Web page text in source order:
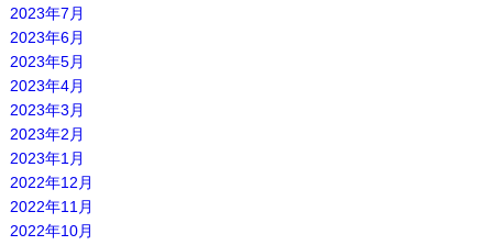
2023年7月
2023年6月
2023年5月
2023年4月
2023年3月
2023年2月
2023年1月
2022年12月
2022年11月
2022年10月